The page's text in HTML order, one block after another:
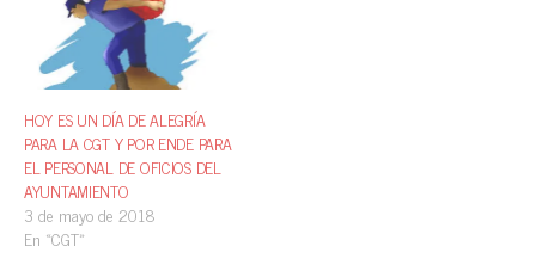
HOY ES UN DÍA DE ALEGRÍA
PARA LA CGT Y POR ENDE PARA
EL PERSONAL DE OFICIOS DEL
AYUNTAMIENTO
3 de mayo de 2018
En «CGT»